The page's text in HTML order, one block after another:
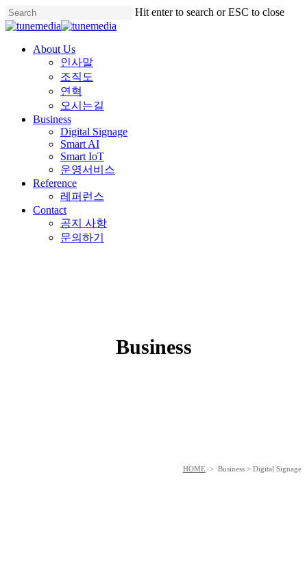
Skip
to
content
Hit enter to search or ESC to close
Close
Menu
About Us
인사말
조직도
연혁
오시는길
Business
Digital Signage
Smart AI
Smart IoT
운영서비스
Reference
레퍼런스
Contact
공지 사항
문의하기
Business
HOME > Business > Digital Signage